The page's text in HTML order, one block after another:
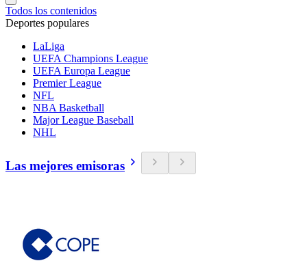
Todos los contenidos
Deportes populares
LaLiga
UEFA Champions League
UEFA Europa League
Premier League
NFL
NBA Basketball
Major League Baseball
NHL
Las mejores emisoras